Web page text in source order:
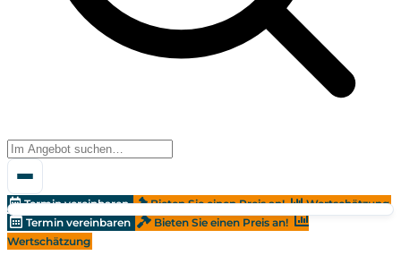
Termin vereinbaren Bieten Sie einen Preis an!
Wertschätzung
Termin vereinbaren
Bieten Sie einen Preis an!
Wertschätzung